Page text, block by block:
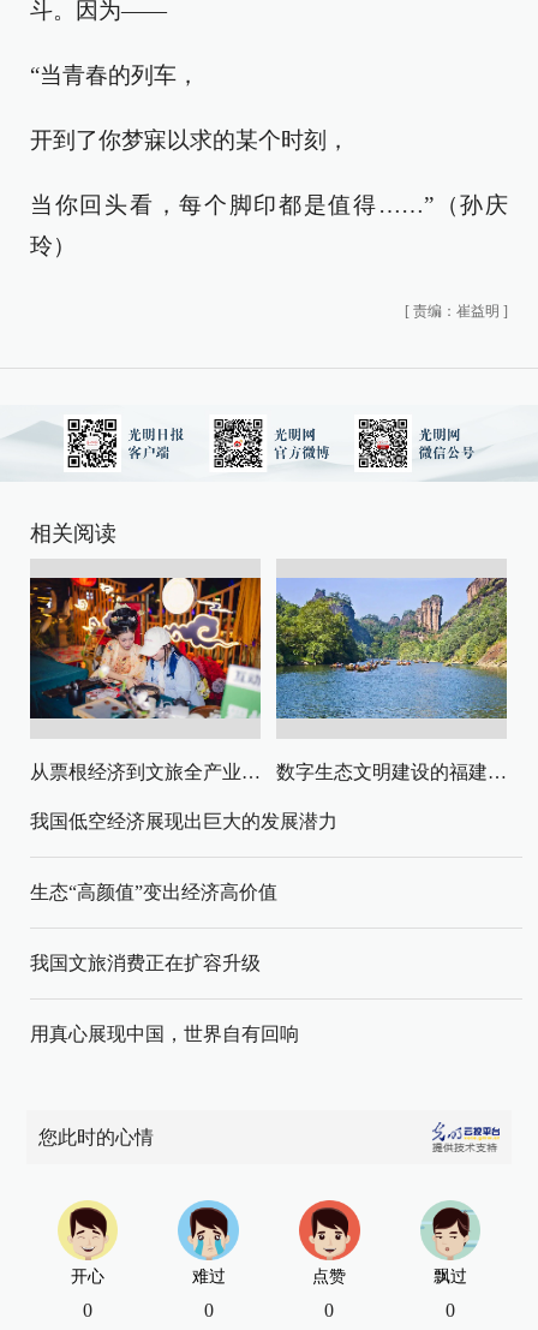
斗。因为——
“当青春的列车，
开到了你梦寐以求的某个时刻，
当你回头看，每个脚印都是值得……”（孙庆
玲）
[ 责编：崔益明 ]
相关阅读
从票根经济到文旅全产业链升级 数字生态文明建设的福建路径与启示
我国低空经济展现出巨大的发展潜力
生态“高颜值”变出经济高价值
我国文旅消费正在扩容升级
用真心展现中国，世界自有回响
您此时的心情
开心
0
难过
0
点赞
0
飘过
0